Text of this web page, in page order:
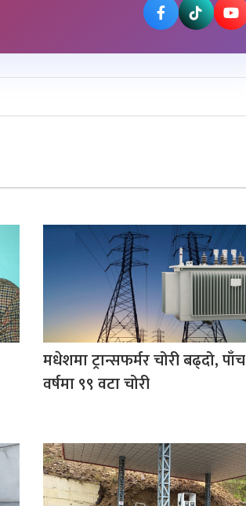
मधेशमा ट्रान्सफर्मर चोरी बढ्दो, पाँच
वर्षमा ९९ वटा चोरी